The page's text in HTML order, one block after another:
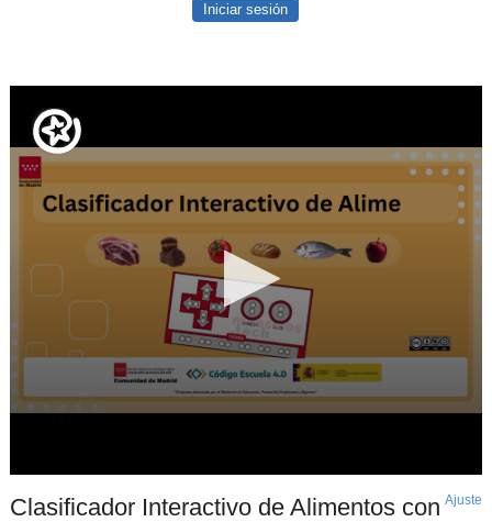
Iniciar sesión
Clasificador Interactivo de Alimentos con Ajuste